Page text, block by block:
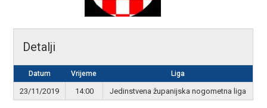
Detalji
Datum Vrijeme Liga
23/11/2019 14:00 Jedinstvena županijska nogometna liga